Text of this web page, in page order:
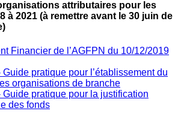
attributaires pour les
à 2021 (à remettre avant le 30 juin de
Financier de l’AGFPN du 10/12/2019
Guide pratique pour l’établissement du
organisations de branche
Guide pratique pour la justification
des fonds